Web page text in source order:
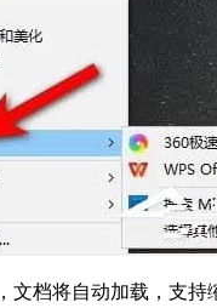
文档将自动加载，支